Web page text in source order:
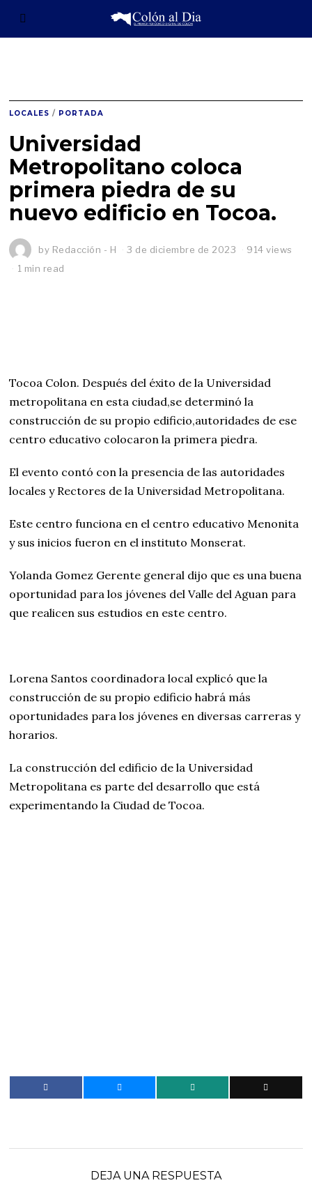
LOCALES / PORTADA
Universidad
Metropolitano coloca
primera piedra de su
nuevo edificio en Tocoa.
by Redacción - H 3 de diciembre de 2023
914 views
1 min read
Tocoa Colon. Después del éxito de la Universidad
metropolitana en esta ciudad,se determinó la
construcción de su propio edificio,autoridades de ese
centro educativo colocaron la primera piedra.
El evento contó con la presencia de las autoridades
locales y Rectores de la Universidad Metropolitana.
Este centro funciona en el centro educativo Menonita
y sus inicios fueron en el instituto Monserat.
Yolanda Gomez Gerente general dijo que es una buena
oportunidad para los jóvenes del Valle del Aguan para
que realicen sus estudios en este centro.
Lorena Santos coordinadora local explicó que la
construcción de su propio edificio habrá más
oportunidades para los jóvenes en diversas carreras y
horarios.
La construcción del edificio de la Universidad
Metropolitana es parte del desarrollo que está
experimentando la Ciudad de Tocoa.
DEJA UNA RESPUESTA